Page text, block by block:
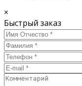
×
Быстрый заказ